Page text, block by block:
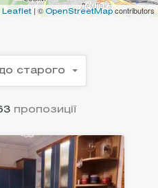
Leaflet | © OpenStreetMapcontributors
пропозиції
старого